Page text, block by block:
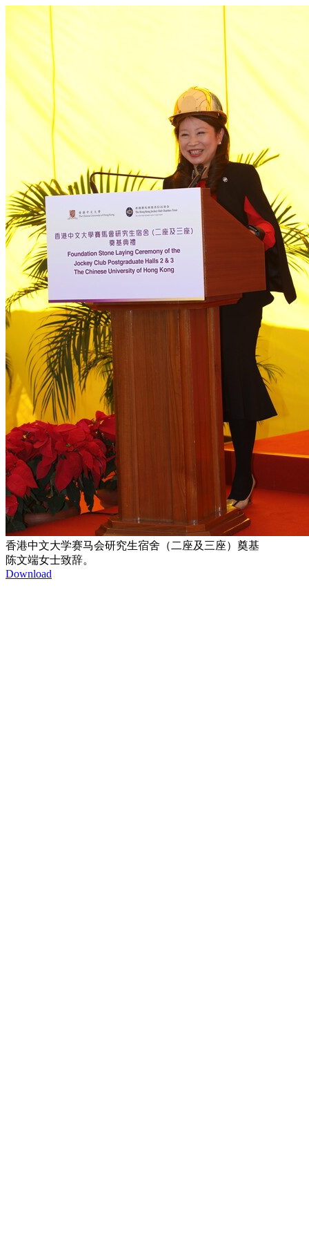
香港中文大学赛马会研究生宿舍（二座及三座）奠基
陈文端女士致辞。
Download